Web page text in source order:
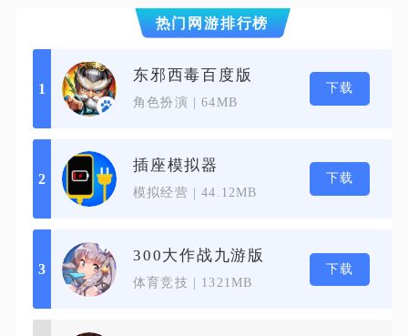
热门网游排行榜
1
东邪西毒百度版
角色扮演 | 64MB
下载
2
插座模拟器
模拟经营 | 44.12MB
下载
3
300大作战九游版
体育竞技 | 1321MB
下载